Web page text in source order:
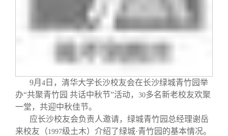
兴趣群体
捐赠方法
我要订阅
清华故事
校友文苑
校友讲坛
校友视界
终身学习
三创大赛
实用信息
校友总会
会长致辞
总会章程
理事会名单
关闭
9月 4 日，清华大学长沙校友会在长沙绿城青竹园举
办“共聚青竹园 共话中秋节”活动， 30多名新老校友欢聚
一堂，共迎中秋佳节。
应长沙校友会负责人邀请，绿城青竹园总经理谢岳
来校友（1997级土木）介绍了绿城·青竹园的基本情况。